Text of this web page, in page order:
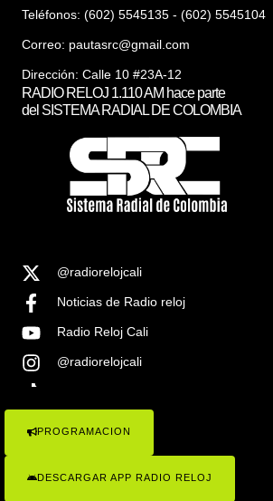
SEÑAL EN VIVO
Teléfonos: (602) 5545135 - (602) 5545104
Correo: pautasrc@gmail.com
Dirección: Calle 10 #23A-12
RADIO RELOJ 1.110 AM hace parte
del SISTEMA RADIAL DE COLOMBIA
@radiorelojcali
Noticias de Radio reloj
Radio Reloj Cali
@radiorelojcali
COPYRIGHT © 2023 RADIO RELOJ
PROGRAMACION
DESCARGAR APP RADIO RELOJ